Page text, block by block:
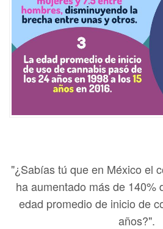
"¿Sabías tú que en México el
ha aumentado más de 140%
edad promedio de inicio de
años?".